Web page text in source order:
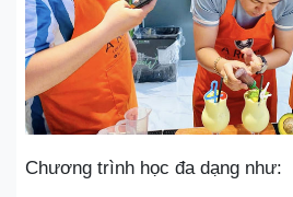
Chương trình học đa dạng như: